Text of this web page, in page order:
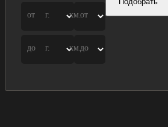
от г.
до г.
от
км.
до
км.